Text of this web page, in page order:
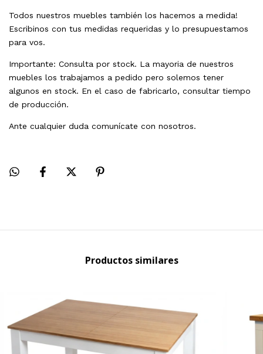
Todos nuestros muebles también los hacemos a medida!
Escribinos con tus medidas requeridas y lo presupuestamos
para vos.
Importante: Consulta por stock. La mayoria de nuestros
muebles los trabajamos a pedido pero solemos tener
algunos en stock. En el caso de fabricarlo, consultar tiempo
de producción.
Ante cualquier duda comunícate con nosotros.
Productos similares